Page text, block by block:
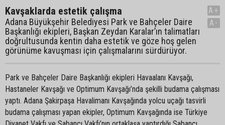
Kavşaklarda estetik çalışma
Adana Büyükşehir Belediyesi Park ve Bahçeler Daire
Başkanlığı ekipleri, Başkan Zeydan Karalar’ın talimatları
doğrultusunda kentin daha estetik ve göze hoş gelen
görünüme kavuşması için çalışmalarını sürdürüyor.
A+
A-
Park ve Bahçeler Daire Başkanlığı ekipleri Havaalanı Kavşağı,
Hastaneler Kavşağı ve Optimum Kavşağı’nda şekilli budama çalışması
yaptı. Adana Şakirpaşa Havalimanı Kavşağında yolcu uçağı tasvirli
budama çalışması yapan ekipler, Optimum Kavşağında ise Türkiye